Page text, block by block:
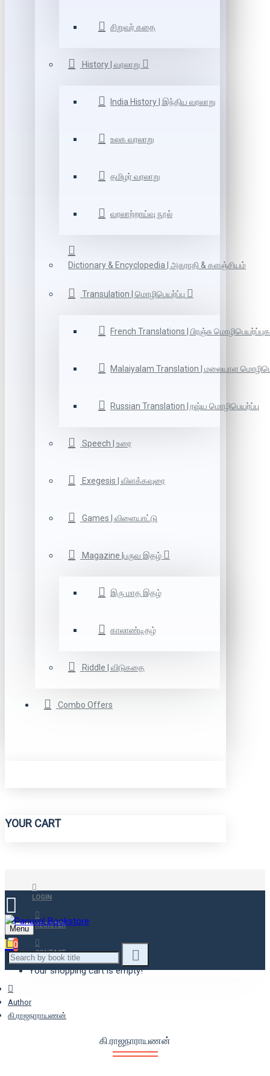
சிறுவர் கதை
History | வரலாறு
India History | இந்திய வரலாறு
உலக வரலாறு
தமிழர் வரலாறு
வரலாற்றாய்வு நூல்
Dictionary & Encyclopedia | அகராதி & களஞ்சியம்
Transulation | மொழிபெயர்ப்பு
French Translations | பிரஞ்சு
Malaiyalam Translation | மலையாள
Russian Translation | ரஷ்ய மொழிபெயர்ப்பு
Speech | உரை
Exegesis | விளக்கவுரை
Games | விளையாட்டு
Magazine |பருவ இதழ்
இரு மாத இதழ்
காலாண்டிதழ்
Riddle | விடுகதை
Combo Offers
YOUR CART
LOGIN
REGISTER
CONTACT
Menu
0
Your shopping cart is empty!
Author
கி.ராஜநாராயணன்
கி.ராஜநாராயணன்